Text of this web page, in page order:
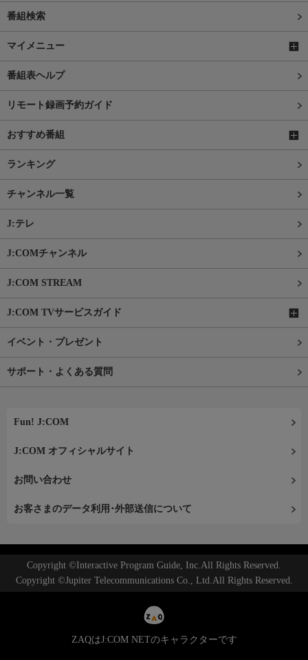
番組検索
マイメニュー
番組表ヘルプ
リモート録画予約ガイド
おすすめ番組
ランキング
チャンネル一覧
J:テレ
J:COMチャンネル
J:COM STREAM
J:COM TVサービスガイド
イベント・プレゼント
サポート・よくある質問
Fun! J:COM
J:COM オフィシャルサイト
お問い合わせ
お客さまのデータ利用･外部送信について
Copyright ©Interactive Program Guide, Inc.All Rights Reserved.
Copyright ©Jupiter Telecommunications Co., Ltd.All Rights Reserved.
ZAQはJ:COM NETのキャラクターです